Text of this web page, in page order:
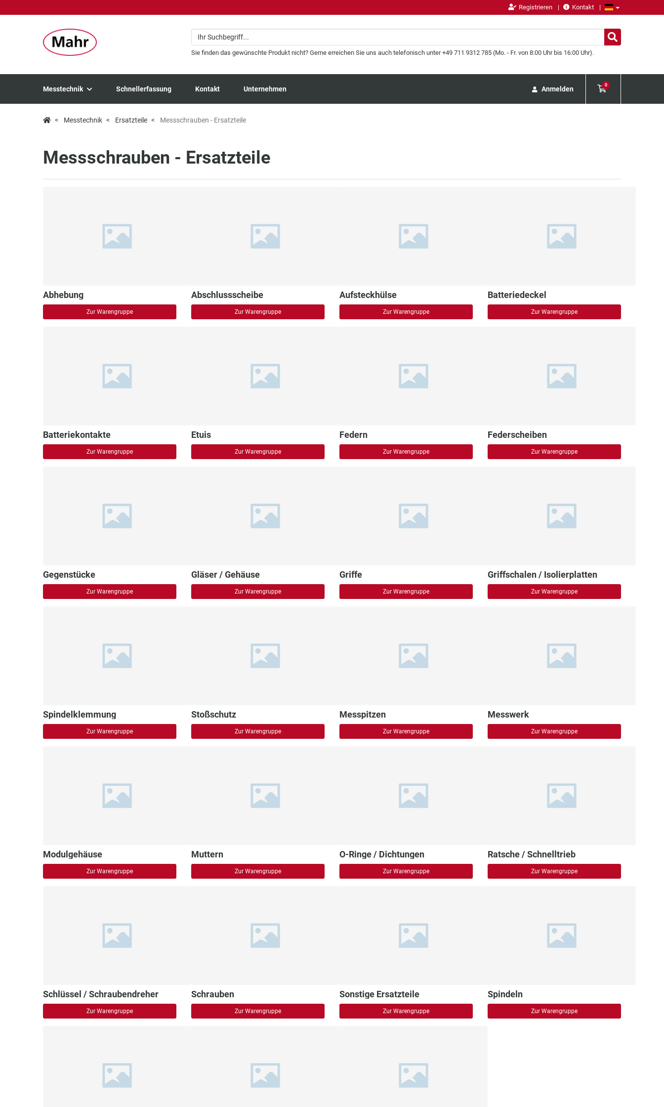
Registrieren Kontakt
Sie finden das gewünschte Produkt nicht? Gerne erreichen Sie uns auch telefonisch unter +49 711 9312 785 (Mo. - Fr. von 8:00 Uhr bis 16:00 Uhr).
Messtechnik Schnellerfassung Kontakt Unternehmen 0
Anmelden
Messtechnik Ersatzteile Messschrauben - Ersatzteile
Messschrauben - Ersatzteile
Abhebung
Zur Warengruppe
Abschlussscheibe
Zur Warengruppe
Aufsteckhülse
Zur Warengruppe
Batteriedeckel
Zur Warengruppe
Batteriekontakte
Zur Warengruppe
Etuis
Zur Warengruppe
Federn
Zur Warengruppe
Federscheiben
Zur Warengruppe
Gegenstücke
Zur Warengruppe
Gläser / Gehäuse
Zur Warengruppe
Griffe
Zur Warengruppe
Griffschalen / Isolierplatten
Zur Warengruppe
Spindelklemmung
Zur Warengruppe
Stoßschutz
Zur Warengruppe
Messpitzen
Zur Warengruppe
Messwerk
Zur Warengruppe
Modulgehäuse
Zur Warengruppe
Muttern
Zur Warengruppe
O-Ringe / Dichtungen
Zur Warengruppe
Ratsche / Schnelltrieb
Zur Warengruppe
Schlüssel / Schraubendreher
Zur Warengruppe
Schrauben
Zur Warengruppe
Sonstige Ersatzteile
Zur Warengruppe
Spindeln
Zur Warengruppe